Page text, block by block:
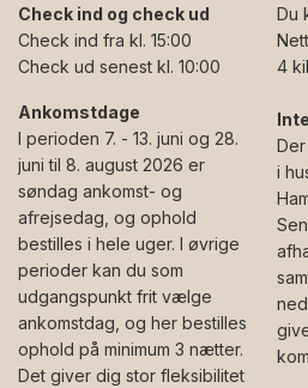
Check ind og check ud
Check ind fra kl. 15:00
Check ud senest kl. 10:00
Ankomstdage
I perioden 7. - 13. juni og 28.
juni til 8. august 2026 er
søndag ankomst- og
afrejsedag, og ophold
bestilles i hele uger. I øvrige
perioder kan du som
udgangspunkt frit vælge
ankomstdag, og her bestilles
ophold på minimum 3 nætter.
Det giver dig stor fleksibilitet
Du
4
i